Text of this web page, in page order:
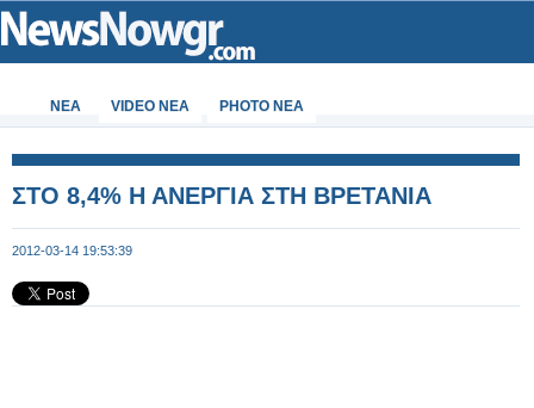
ΝΕΑ VIDEO NEA PHOTO NEA
ΣΤΟ 8,4% Η ΑΝΕΡΓΙΑ ΣΤΗ ΒΡΕΤΑΝΙΑ
2012-03-14 19:53:39